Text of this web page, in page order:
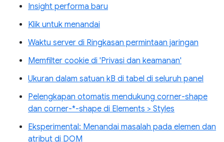
Insight performa baru
Klik untuk menandai
Waktu server di Ringkasan permintaan jaringan
Memfilter cookie di 'Privasi dan keamanan'
Ukuran dalam satuan kB di tabel di seluruh panel
Pelengkapan otomatis mendukung corner-shape
dan corner-*-shape di Elements > Styles
Eksperimental: Menandai masalah pada elemen dan
atribut di DOM